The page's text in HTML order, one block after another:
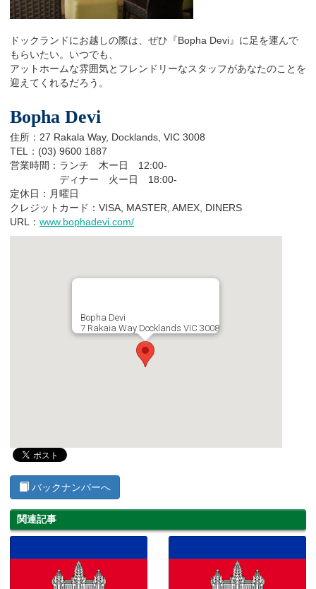
ドックランドにお越しの際は、ぜひ『Bopha Devi』に足を運んで
もらいたい。いつでも、
アットホームな雰囲気とフレンドリーなスタッフがあなたのことを
迎えてくれるだろう。
Bopha Devi
住所：27 Rakala Way, Docklands, VIC 3008
TEL：(03) 9600 1887
営業時間：ランチ 木ー日 12:00-
ディナー 火ー日 18:00-
定休日：月曜日
クレジットカード：VISA, MASTER, AMEX, DINERS
URL： www.bophadevi.com/
Bopha Devi
7 Rakaia Way Docklands VIC 3008
バックナンバーへ
関連記事